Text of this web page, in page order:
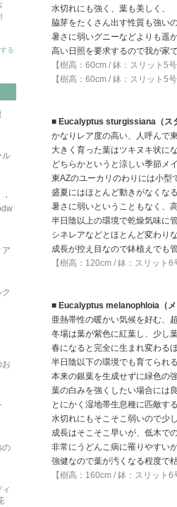
る
ル
お
の
水切れにも強く、葉も美しく、
脇芽をたくさん出す性質も強い
暑さに弱いグニーなどよりも遥
高い日照を要求するので我が家
【樹高：60cm / 鉢：スリット5
【樹高：60cm / 鉢：スリット5
■ Eucalyptus sturgissiana（ス
かなりレア度の高い、人呼んで
大きく育った葉はツキヌキ状に
どちらかというと涼しい季節メ
東AZのユーカリのわりには小型
盛夏にはほとんど動きがなくな
暑さに弱いということもなく、
半日陰以上の環境で乾燥気味に
シネレアなどとほとんど変わり
成長が控え目なので鉢植えでも
【樹高：120cm / 鉢：スリット6
■ Eucalyptus melanophloia（メ
亜熱帯性の暖かい気候を好む、
冬場は葉が紫色に紅葉し、少し
春になると完全に生まれ変わる
半日陰以下の環境でも育てられ
本来の銀葉を生成せずに緑色の
葉の白みを強くしたい場合には
とにかく湿地帯生息種に匹敵す
水切れにもそこそこ弱いので少
成長はそこそこ早いが、低木で
非常にうどんこ病に罹りやすい
強健なので葉が汚くなる程度で
【樹高：160cm / 鉢：スリット6